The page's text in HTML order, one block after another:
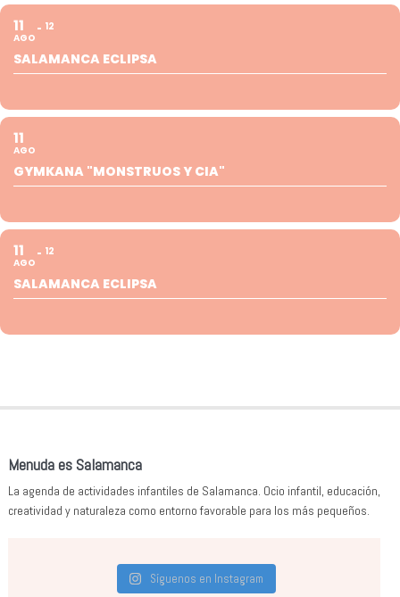
11
AGO
12
SALAMANCA ECLIPSA
11
AGO
GYMKANA "MONSTRUOS Y CIA"
11
AGO
12
SALAMANCA ECLIPSA
Menuda es Salamanca
La agenda de actividades infantiles de Salamanca. Ocio infantil, educación,
creatividad y naturaleza como entorno favorable para los más pequeños.
Síguenos en Instagram